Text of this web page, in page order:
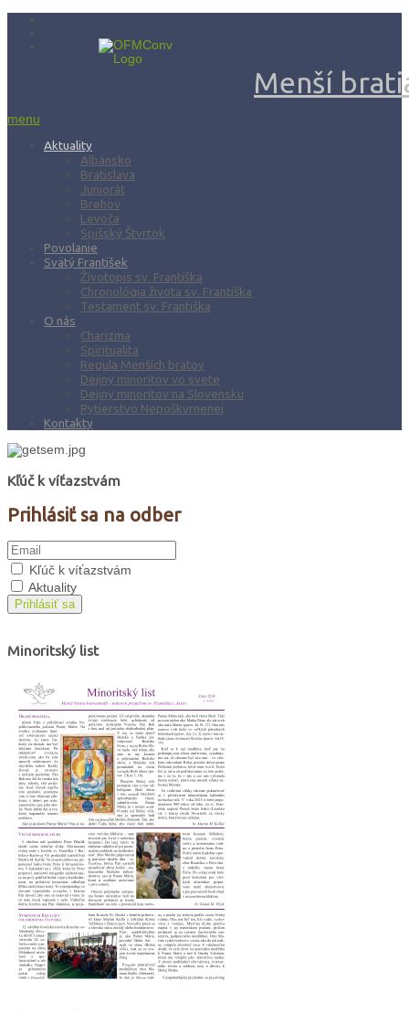
Menší
menu
Aktuality
Albánsko
Bratislava
Juniorát
Brehov
Levoča
Spišský Štvrtok
Povolanie
Svätý František
Životopis sv. Františka
Chronológia života sv. Františka
Testament sv. Františka
O nás
Charizma
Spiritualita
Regula Menších bratov
Dejiny minoritov vo svete
Dejiny minoritov na Slovensku
Rytierstvo Nepoškvrnenej
Kontakty
Kľúč k víťazstvám
Prihlásiť sa na odber
Kľúč k víťazstvám
Aktuality
Prihlásiť sa
Minoritský list